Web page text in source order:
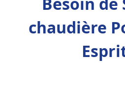
chaudière